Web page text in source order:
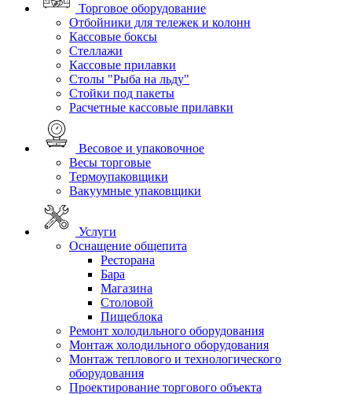
Торговое оборудование
Отбойники для тележек и колонн
Кассовые боксы
Стеллажи
Кассовые прилавки
Столы "Рыба на льду"
Стойки под пакеты
Расчетные кассовые прилавки
Весовое и упаковочное
Весы торговые
Термоупаковщики
Вакуумные упаковщики
Услуги
Оснащение общепита
Ресторана
Бара
Магазина
Столовой
Пищеблока
Ремонт холодильного оборудования
Монтаж холодильного оборудования
Монтаж теплового и технологического
оборудования
Проектирование торгового объекта